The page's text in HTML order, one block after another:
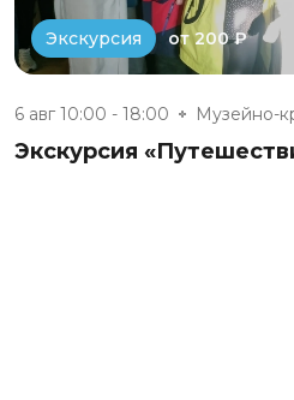
Экскурсия от 200 ₽
6 авг 10:00 - 18:00
Экскурсия